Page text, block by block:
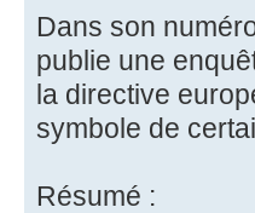
Dans son
publie une
la directive
symbole de
Résumé :